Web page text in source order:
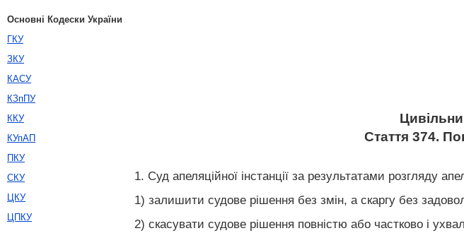
Стаття 374.
1. Суд апеляційної інстанції за результатами розгляду
1) залишити судове рішення без змін, а скаргу без
2) скасувати судове рішення повністю або частково і
Основні Кодески України
ГКУ
ЗКУ
КАСУ
КЗпПУ
ККУ
КУпАП
ПКУ
СКУ
ЦКУ
ЦПКУ